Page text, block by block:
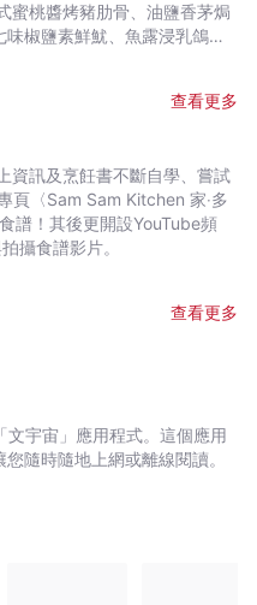
蜜桃醬烤豬肋骨、油鹽香茅焗
椒鹽素鮮魷、魚露浸乳鴿等
查看更多
資訊及烹飪書不斷自學、嘗試
頁〈Sam Sam Kitchen 家‧多
譜！其後更開設YouTube頻
攝食譜影片。
查看更多
文宇宙」應用程式。這個應用
隨時隨地上網或離線閱讀。